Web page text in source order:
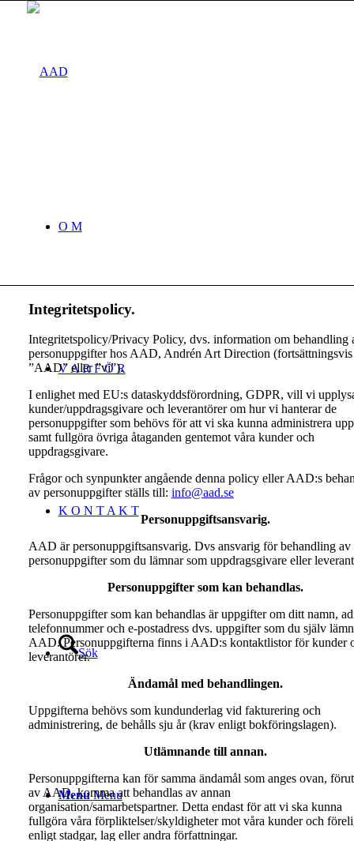
O M
V A R F Ö R
K O N T A K T
Sök
Menu Menu
Integritetspolicy.
Integritetspolicy/Privacy Policy, dvs. information om behandling
personuppgifter hos AAD, Andrén Art Direction (fortsättningsvis
”AAD” eller ”vi”).
I enlighet med EU:s dataskyddsförordning, GDPR, vill vi
kunder/uppdragsgivare och leverantörer om hur vi hanterar de
personuppgifter som behövs för att vi ska kunna administrera
samt fullgöra övriga åtaganden gentemot våra kunder och
uppdragsgivare.
Frågor och synpunkter angående denna policy eller AAD:s
av personuppgifter ställs till: info@aad.se
Personuppgiftsansvarig.
AAD är personuppgiftsansvarig. Dvs ansvarig för behandling av
personuppgifter som du lämnar som uppdragsgivare eller
Personuppgifter som kan behandlas.
Personuppgifter som kan behandlas är uppgifter om ditt namn,
telefonnummer och e-postadress dvs. uppgifter som du själv
AAD. Personuppgifterna finns i AAD:s kontaktlistor för kunder
leverantörer.
Ändamål med behandlingen.
Uppgifterna behövs som kundunderlag vid fakturering och
administrering, de behålls sju år (krav enligt bokföringslagen).
Utlämnande till annan.
Personuppgifterna kan för samma ändamål som anges ovan,
av AAD, komma att behandlas av annan
organisation/samarbetspartner. Detta endast för att vi ska kunna
fullgöra våra förpliktelser/skyldigheter mot våra kunder och
enligt stadgar, lag eller andra författningar.